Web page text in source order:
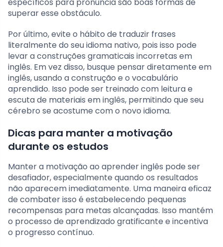
superar esse obstáculo.
Por último, evite o hábito de traduzir frases
literalmente do seu idioma nativo, pois isso pode
levar a construções gramaticais incorretas em
inglês. Em vez disso, busque pensar diretamente em
inglês, usando a construção e o vocabulário
aprendido. Isso pode ser treinado com leitura e
escuta de materiais em inglês, permitindo que seu
cérebro se acostume com o novo idioma.
Dicas para manter a motivação
durante os estudos
Manter a motivação ao aprender inglês pode ser
desafiador, especialmente quando os resultados
não aparecem imediatamente. Uma maneira eficaz
de combater isso é estabelecendo pequenas
recompensas para metas alcançadas. Isso mantém
o processo de aprendizado gratificante e incentiva
o progresso contínuo.